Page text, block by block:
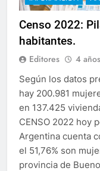
Censo 2022:
habitantes.
Editores 4
Según los datos
hay 200.981
en 137.425
CENSO 2022 hoy
Argentina cuenta
el 51,76% son
provincia de